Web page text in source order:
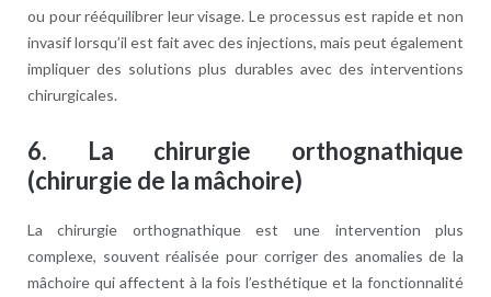
ou pour rééquilibrer leur visage. Le processus est rapide et non
invasif lorsqu’il est fait avec des injections, mais peut également
impliquer des solutions plus durables avec des interventions
chirurgicales.
6. La chirurgie orthognathique
(chirurgie de la mâchoire)
La chirurgie orthognathique est une intervention plus
complexe, souvent réalisée pour corriger des anomalies de la
mâchoire qui affectent à la fois l’esthétique et la fonctionnalité